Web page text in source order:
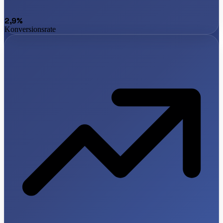
2,9%
Konversionsrate